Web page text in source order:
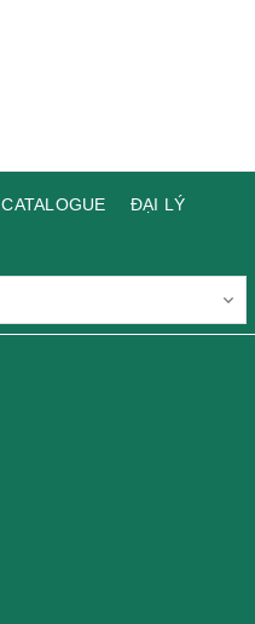
CATALOGUE
ĐẠI LÝ